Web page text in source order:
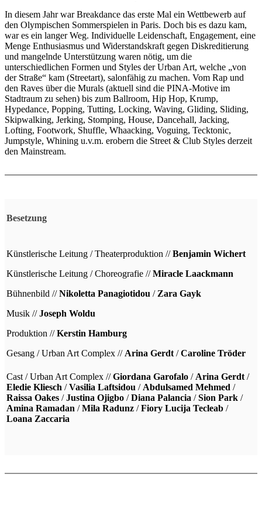
In diesem Jahr war Breakdance das erste Mal ein Wettbewerb auf
den Olympischen Sommerspielen in Paris. Doch bis es dazu kam,
war es ein langer Weg. Individuelle Leidenschaft, Engagement, eine
Menge Enthusiasmus und Widerstandskraft gegen Diskreditierung
und mangelnde Unterstützung waren nötig, um die
unterschiedlichen Formen und Styles der Urban Art, welche „von
der Straße“ kam (Streetart), salonfähig zu machen. Vom Rap und
den Raves über die Murals (aktuell sind die PINA-Motive im
Stadtraum zu sehen) bis zum Ballroom, Hip Hop, Krump,
Hypedance, Popping, Tutting, Locking, Waving, Gliding, Sliding,
Skipwalking, Jerking, Stomping, House, Dancehall, Jacking,
Lofting, Footwork, Shuffle, Whaacking, Voguing, Tecktonic,
Jumpstyle, Whining u.v.m. erobern die Street & Club Styles derzeit
den Mainstream.
Besetzung
Künstlerische Leitung / Theaterproduktion //Benjamin Wichert
Künstlerische Leitung / Choreografie //Miracle Laackmann
Bühnenbild //Nikoletta Panagiotidou / Zara Gayk
Musik //Joseph Woldu
Produktion //Kerstin Hamburg
Gesang / Urban Art Complex // Arina Gerdt /Caroline Tröder
Cast / Urban Art Complex //Giordana Garofalo / Arina Gerdt /
Eledie Kliesch /Vasilia Laftsidou / Abdulsamed Mehmed /
Raissa Oakes /Justina Ojigbo /Diana Palancia /Sion Park /
Amina Ramadan /Mila Radunz /Fiory Lucija Tecleab /
Loana Zaccaria